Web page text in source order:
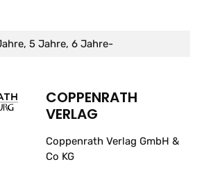
5 Jahre, 6 Jahre-
COPPENRATH
VERLAG
Coppenrath Verlag GmbH &
Co KG